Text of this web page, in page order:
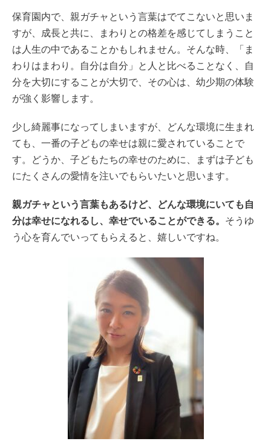
保育園内で、親ガチャという言葉はでてこないと思いま
すが、成長と共に、まわりとの格差を感じてしまうこと
は人生の中であることかもしれません。そんな時、「ま
わりはまわり。自分は自分」と人と比べることなく、自
分を大切にすることが大切で、その心は、幼少期の体験
が強く影響します。
少し綺麗事になってしまいますが、どんな環境に生まれ
ても、一番の子どもの幸せは親に愛されていることで
す。どうか、子どもたちの幸せのために、まずは子ども
にたくさんの愛情を注いでもらいたいと思います。
親ガチャという言葉もあるけど、どんな環境にいても自
分は幸せになれるし、幸せでいることができる。 そうゆ
う心を育んでいってもらえると、嬉しいですね。